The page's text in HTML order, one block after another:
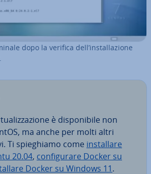
dopo la verifica dell’in­stal­la­zio­ne
è di­spo­ni­bi­le non
ma anche per molti altri
Ti spie­ghia­mo come in­stal­la­re
20.04, con­fi­gu­ra­re Docker su
Docker su Windows 11.